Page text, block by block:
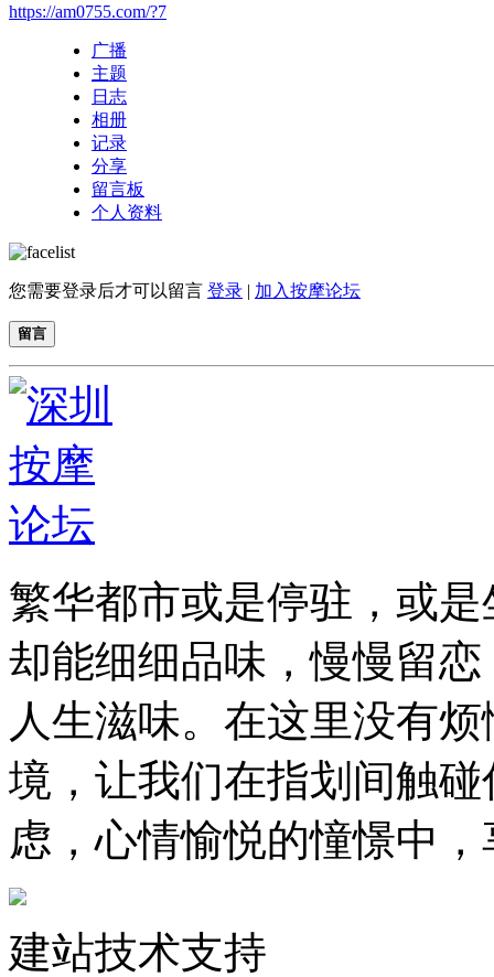
https://am0755.com/?7
广播
主题
日志
相册
记录
分享
留言板
个人资料
您需要登录后才可以留言 登录 | 加入按摩论坛
留言
繁华都市或是停驻，或
却能细细品味，慢慢留
人生滋味。在这里没有
境，让我们在指划间触
虑，心情愉悦的憧憬中
建站技术支持